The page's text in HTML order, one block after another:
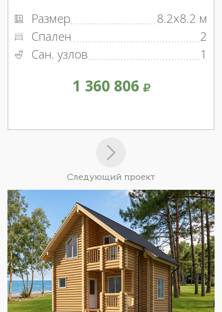
Размер
8.2x8.2 м
Спален
2
Сан. узлов
1
1 360 806
Следующий проект